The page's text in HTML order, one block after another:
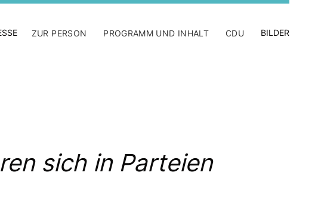
ZUR PERSON PROGRAMM UND INHALT CDU BILDER
sich in Parteien